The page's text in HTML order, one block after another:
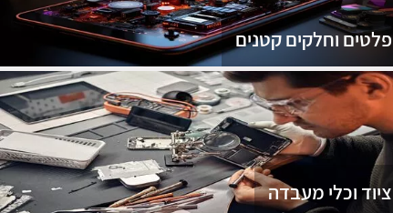
פלטים וחלקים קטנים
ציוד וכלי מעבדה